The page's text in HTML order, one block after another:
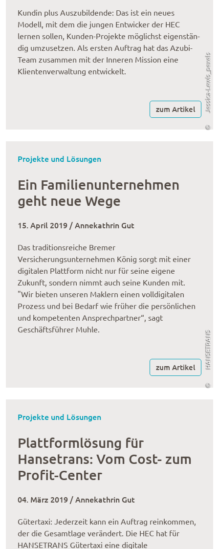
Kundin plus Auszu­bil­dende: Das ist ein neues
Modell, mit dem die jungen Ent­wi­cker der HEC
lernen sollen, Kunden-Projekte möglichst eigen­stän­
dig umzu­set­zen. Als ersten Auftrag hat das Azubi-
Team zusammen mit der Inneren Mission eine
Klientenverwaltung entwickelt.
zum Artikel
©
Jessica-Lewis_pexels
Projekte und Lösungen
Ein Familienunternehmen
geht neue Wege
15. April 2019 / Annekathrin Gut
Das traditionsreiche Bremer
Versicherungsunternehmen König sorgt mit einer
digitalen Plattform nicht nur für seine eigene
Zukunft, sondern nimmt auch seine Kunden mit.
"Wir bieten unseren Maklern einen volldigitalen
Prozess und bei Bedarf wie früher die persönlichen
und kompetenten Ansprechpartner“, sagt
Geschäftsführer Muhle.
zum Artikel
©
HANSETRANS
Projekte und Lösungen
Plattformlösung für
Hansetrans: Vom Cost- zum
Profit-Center
04. März 2019 / Annekathrin Gut
Gütertaxi: Jederzeit kann ein Auftrag reinkommen,
der die Gesamtlage verändert. Die HEC hat für
HANSETRANS Gütertaxi eine digitale